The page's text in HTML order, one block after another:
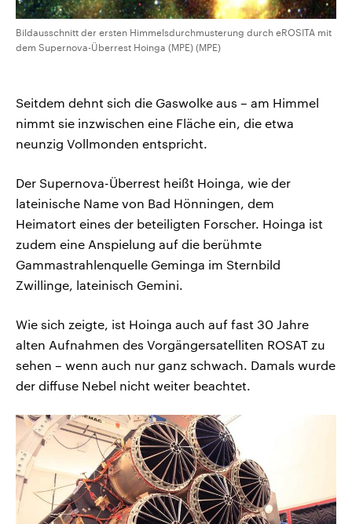
Bildausschnitt der ersten Himmelsdurchmusterung durch eROSITA mit
dem Supernova-Überrest Hoinga (MPE) (MPE)
Seitdem dehnt sich die Gaswolke aus – am Himmel
nimmt sie inzwischen eine Fläche ein, die etwa
neunzig Vollmonden entspricht.
Der Supernova-Überrest heißt Hoinga, wie der
lateinische Name von Bad Hönningen, dem
Heimatort eines der beteiligten Forscher. Hoinga ist
zudem eine Anspielung auf die berühmte
Gammastrahlenquelle Geminga im Sternbild
Zwillinge, lateinisch Gemini.
Wie sich zeigte, ist Hoinga auch auf fast 30 Jahre
alten Aufnahmen des Vorgängersatelliten ROSAT zu
sehen – wenn auch nur ganz schwach. Damals wurde
der diffuse Nebel nicht weiter beachtet.